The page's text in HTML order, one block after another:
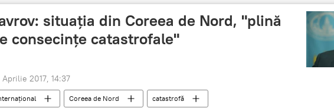
situația din Coreea de Nord, "plină
consecințe catastrofale"
Aprilie 2017, 14:37
Coreea de Nord catastrofă